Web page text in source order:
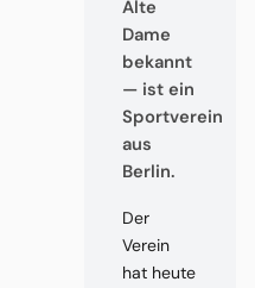
Alte
Dame
bekannt
— ist ein
Sportverein
aus
Berlin.
Der
Verein
hat heute